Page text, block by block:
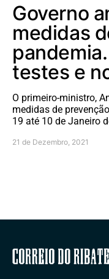
Governo
medidas
testes e
O primeiro-ministro,
medidas de
19 até 10 de Janeiro
21 de Dezembro, 2021